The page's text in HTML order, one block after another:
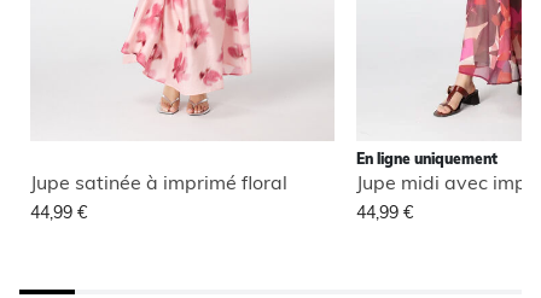
Jupe satinée à imprimé floral
44,99 €
En ligne uniquement
Jupe midi avec
44,99 €